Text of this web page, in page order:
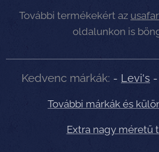
További termékekért az
oldalunkon is
Kedvenc márkák: - Levi's -
További márkák és
Extra nagy méretű